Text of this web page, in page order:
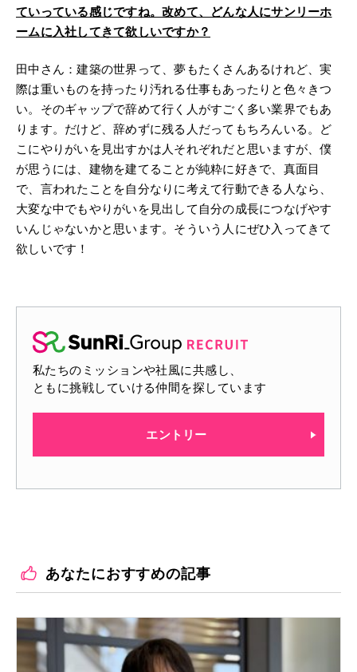
ていっている感じですね。改めて、どんな人にサンリーホ
ームに入社してきて欲しいですか？
田中さん：建築の世界って、夢もたくさんあるけれど、実
際は重いものを持ったり汚れる仕事もあったりと色々きつ
い。そのギャップで辞めて行く人がすごく多い業界でもあ
ります。だけど、辞めずに残る人だってもちろんいる。ど
こにやりがいを見出すかは人それぞれだと思いますが、僕
が思うには、建物を建てることが純粋に好きで、真面目
で、言われたことを自分なりに考えて行動できる人なら、
大変な中でもやりがいを見出して自分の成長につなげやす
いんじゃないかと思います。そういう人にぜひ入ってきて
欲しいです！
私たちのミッションや社風に共感し、
ともに挑戦していける仲間を探しています
エントリー
あなたにおすすめの記事